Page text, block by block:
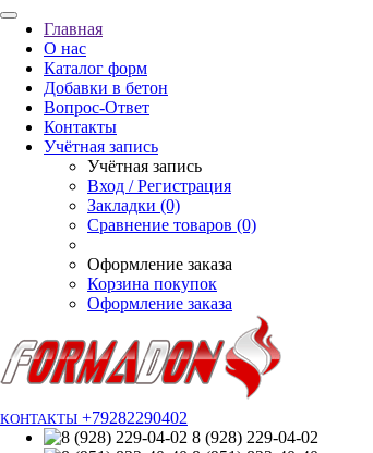
Главная
О нас
Каталог форм
Добавки в бетон
Вопрос-Ответ
Контакты
Учётная запись
Учётная запись
Вход / Регистрация
Закладки (0)
Сравнение товаров (0)
Оформление заказа
Корзина покупок
Оформление заказа
КОНТАКТЫ +79282290402
8 (928) 229-04-02